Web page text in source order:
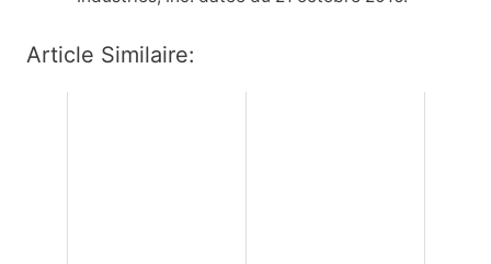
Article Similaire: